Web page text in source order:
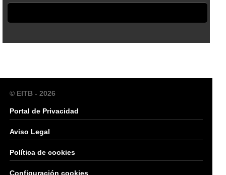
© EITB - 2026
Portal de Privacidad
Aviso Legal
Política de cookies
Configuración cookies